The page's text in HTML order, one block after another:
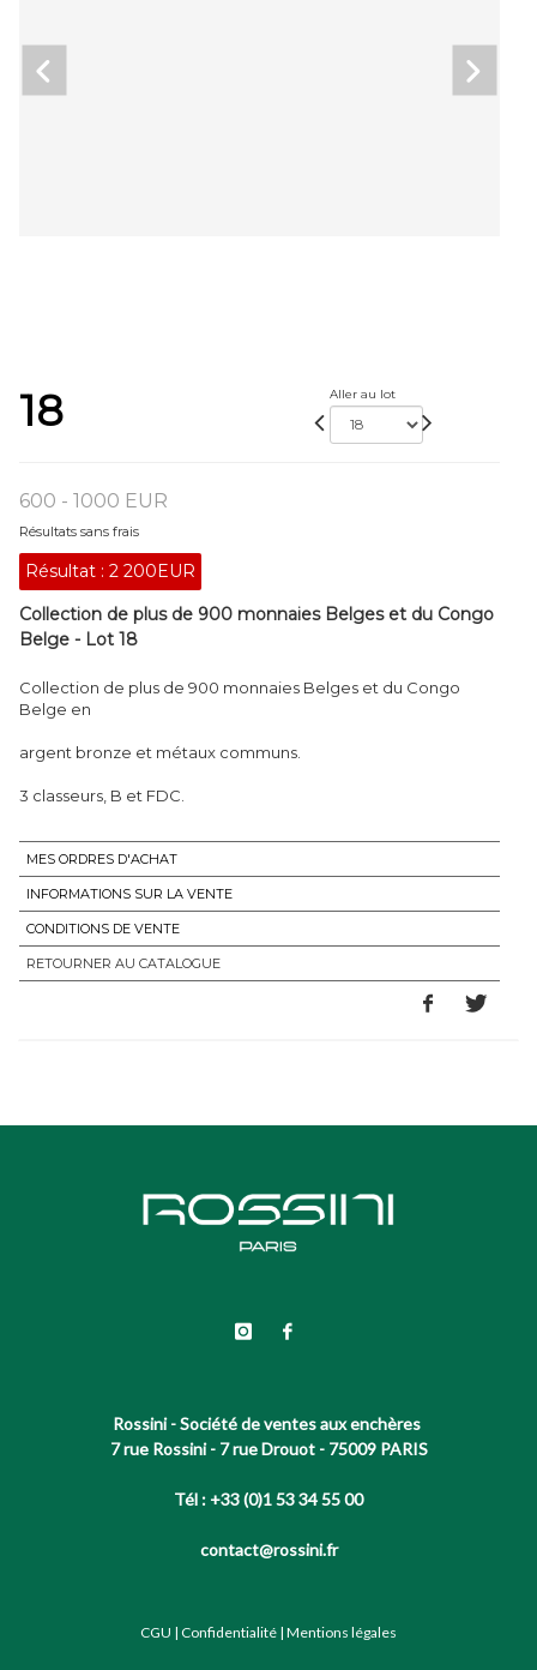
18 Aller au lot
600 - 1000 EUR
Résultats sans frais
Résultat : 2 200EUR
Collection de plus de 900 monnaies Belges et du Congo
Belge - Lot 18
Collection de plus de 900 monnaies Belges et du Congo
Belge en
argent bronze et métaux communs.
3 classeurs, B et FDC.
MES ORDRES D'ACHAT
INFORMATIONS SUR LA VENTE
CONDITIONS DE VENTE
RETOURNER AU CATALOGUE
Rossini - Société de ventes aux enchères
7 rue Rossini - 7 rue Drouot - 75009 PARIS
Tél : +33 (0)1 53 34 55 00
contact@rossini.fr
CGU | Confidentialité | Mentions légales